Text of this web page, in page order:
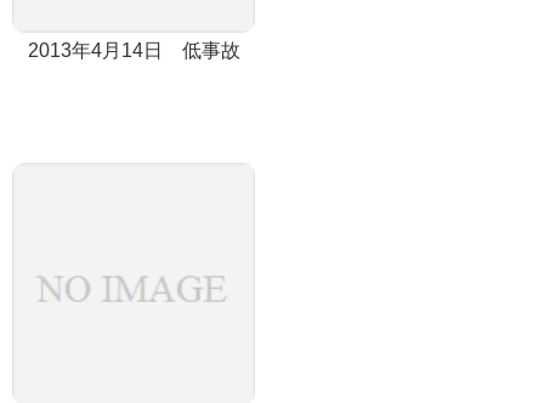
2013年4月14日 低事故